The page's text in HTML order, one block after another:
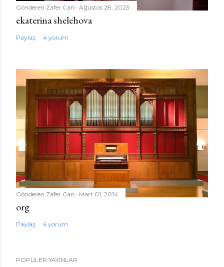
Gönderen Zafer Can Ağustos 28, 2023
ekaterina shelehova
Paylaş 4 yorum
Gönderen Zafer Can Mart 01, 2014
org
Paylaş 6 yorum
POPÜLER YAYINLAR